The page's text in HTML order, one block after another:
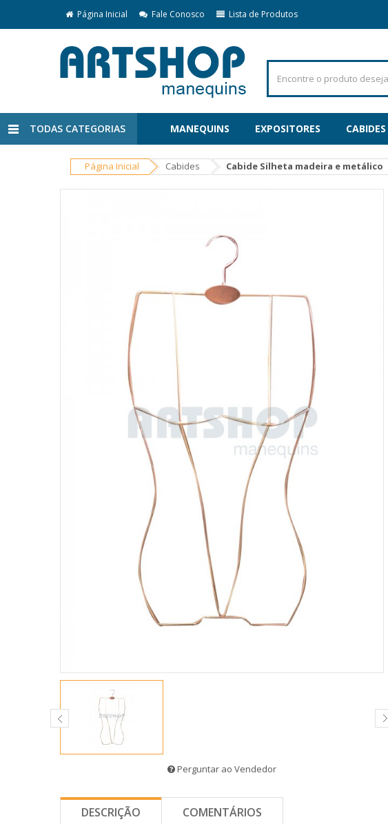
Página Inicial Fale Conosco Lista de Produtos
TODAS CATEGORIAS MANEQUINS EXPOSITORES CABIDES
Página Inicial Cabides Cabide Silheta madeira e metálico
Perguntar ao Vendedor
DESCRIÇÃO COMENTÁRIOS